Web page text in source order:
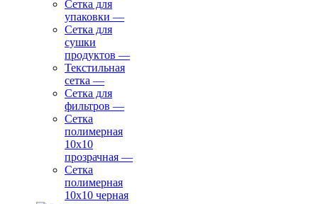
Сетка для
упаковки —
Сетка для
сушки
продуктов —
Текстильная
сетка —
Сетка для
фильтров —
Сетка
полимерная
10х10
прозрачная —
Сетка
полимерная
10х10 черная